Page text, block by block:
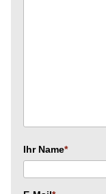
Ihr Name